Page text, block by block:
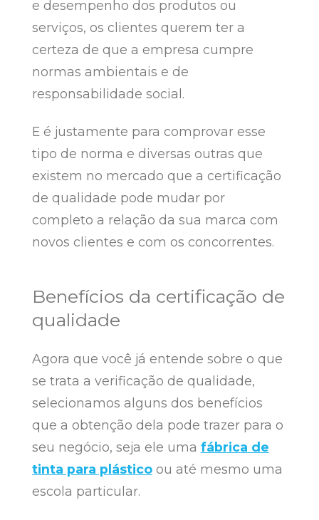
e desempenho dos produtos ou
serviços, os clientes querem ter a
certeza de que a empresa cumpre
normas ambientais e de
responsabilidade social.
E é justamente para comprovar esse
tipo de norma e diversas outras que
existem no mercado que a certificação
de qualidade pode mudar por
completo a relação da sua marca com
novos clientes e com os concorrentes.
Benefícios da certificação de
qualidade
Agora que você já entende sobre o que
se trata a verificação de qualidade,
selecionamos alguns dos benefícios
que a obtenção dela pode trazer para o
seu negócio, seja ele uma fábrica de
tinta para plástico ou até mesmo uma
escola particular.